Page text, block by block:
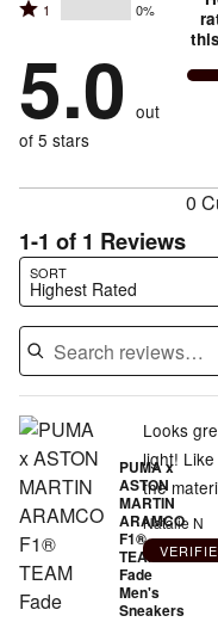
of
reviewers
by
of
reviewers
stars
0%
of
reviewers
2
by
0%
of
reviewers
Rated
stars
by
0%
of
1 0%
5.0 out
of 5 stars
0
1-1 of 1 Reviews
SORT
Highest Rated
Search reviews…
PUMA x
ASTON
MARTIN
ARAMCO
F1®
TEAM
Fade
Men's
Sneakers
Looks
light!
the
Natalie N